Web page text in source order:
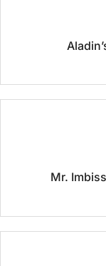
Mr.